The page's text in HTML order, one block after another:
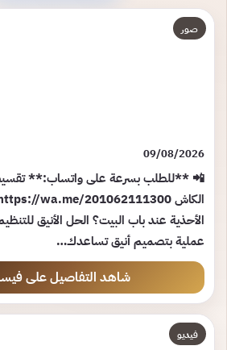
صور
09/08/2026
الأحذية عند باب البيت؟ الحل الأنيق
عملية بتصميم أنيق تساعدك…
شاهد التفاصيل على
فيديو